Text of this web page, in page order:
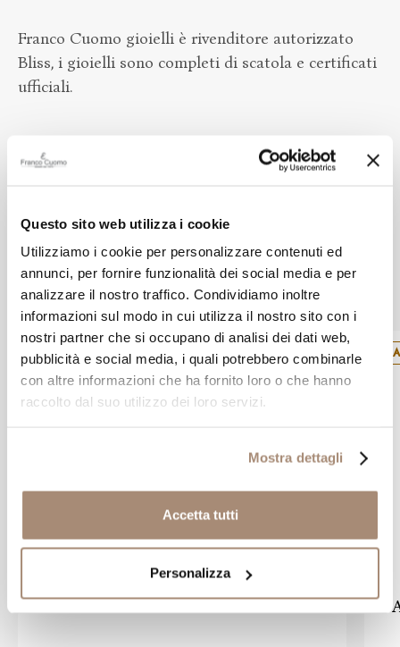
Questo sito web utilizza i cookie
Utilizziamo i cookie per personalizzare contenuti ed
annunci, per fornire funzionalità dei social media e per
analizzare il nostro traffico. Condividiamo inoltre
informazioni sul modo in cui utilizza il nostro sito con i
nostri partner che si occupano di analisi dei dati web,
pubblicità e social media, i quali potrebbero combinarle
con altre informazioni che ha fornito loro o che hanno
raccolto dal suo utilizzo dei loro servizi.
Mostra dettagli
Accetta tutti
Personalizza
Franco Cuomo gioielli è rivenditore autorizzato
Bliss, i gioielli sono completi di scatola e certificati
ufficiali.
Altri prodotti Bliss
SALDI
BLISS
Anello Bliss Caresse in oro e diamanti